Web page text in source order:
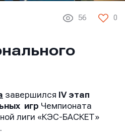
56 0
завершился IVэтап
игр Чемпионата
лиги «КЭС-БАСКЕТ»